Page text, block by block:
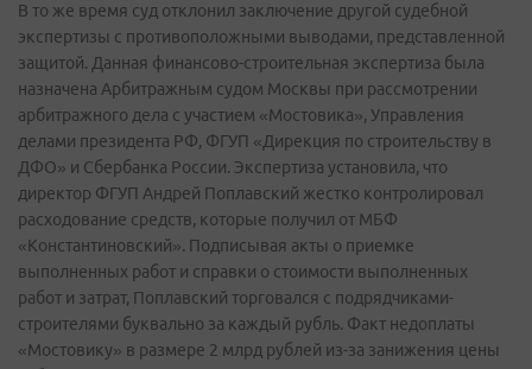
В то же время суд отклонил заключение другой судебной
экспертизы с противоположными выводами, представленной
защитой. Данная финансово-строительная экспертиза была
назначена Арбитражным судом Москвы при рассмотрении
арбитражного дела с участием «Мостовика», Управления
делами президента РФ, ФГУП «Дирекция по строительству в
ДФО» и Сбербанка России. Экспертиза установила, что
директор ФГУП Андрей Поплавский жестко контролировал
расходование средств, которые получил от МБФ
«Константиновский». Подписывая акты о приемке
выполненных работ и справки о стоимости выполненных
работ и затрат, Поплавский торговался с подрядчиками-
строителями буквально за каждый рубль. Факт недоплаты
«Мостовику» в размере 2 млрд рублей из-за занижения цены